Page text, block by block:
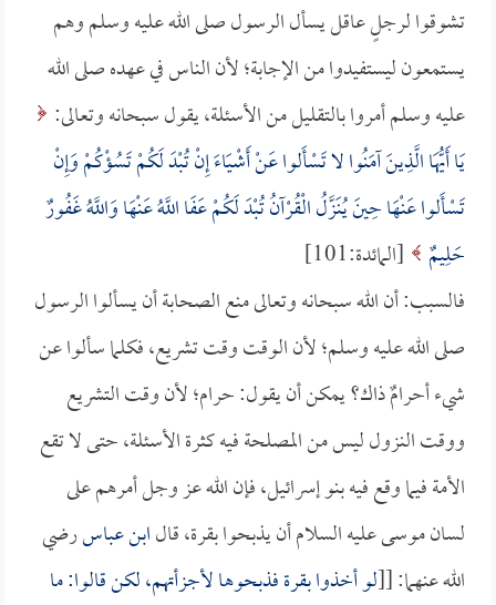
تشوقوا لرجلٍ عاقل يسأل الرسول صلى الله عليه وسلم وهم
يستمعون ليستفيدوا من الإجابة؛ لأن الناس في عهده صلى الله
عليه وسلم أمروا بالتقليل من الأسئلة، يقول سبحانه وتعالى:
يَا أَيُّهَا الَّذِينَ آمَنُوا لا تَسْأَلوا عَنْ أَشْيَاءَ إِنْ تُبْدَ لَكُمْ تَسُؤْكُمْ وَإِنْ
تَسْأَلوا عَنْهَا حِينَ يُنَزَّلُ الْقُرْآنُ تُبْدَ لَكُمْ عَفَا اللَّهُ عَنْهَا وَاللَّهُ غَفُورٌ
حَلِيمٌ
[المائدة:101]
فالسبب: أن الله سبحانه وتعالى منع الصحابة أن يسألوا الرسول
صلى الله عليه وسلم؛ لأن الوقت وقت تشريع، فكلما سألوا عن
شيء أحرامٌ ذاك؟ يمكن أن يقول: حرام؛ لأن وقت التشريع
ووقت النزول ليس من المصلحة فيه كثرة الأسئلة، حتى لا تقع
الأمة فيما وقع فيه بنو إسرائيل، فإن الله عز وجل أمرهم على
لسان موسى عليه السلام أن يذبحوا بقرة، قالابن عباسرضي
الله عنهما: [[لو أخذوا بقرة فذبحوها لأجزأتهم، لكن قالوا: ما